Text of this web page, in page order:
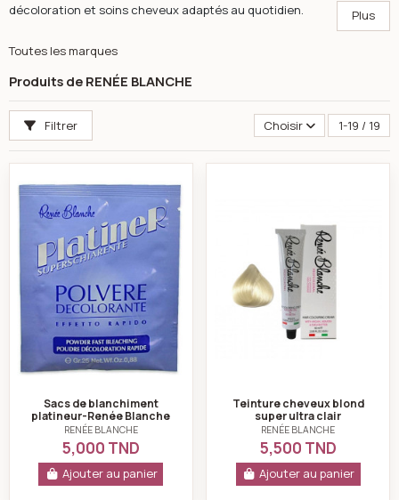
décoloration et soins cheveux adaptés au quotidien.
Plus
Toutes les marques
Produits de RENÉE BLANCHE
Filtrer Choisir 1-19 / 19
Sacs de blanchiment
platineur-Renée Blanche
RENÉE BLANCHE
5,000 TND
Ajouter au panier
Teinture cheveux blond
super ultra clair
naturel11.0 - Renée
blanche
RENÉE BLANCHE
5,500 TND
Ajouter au panier